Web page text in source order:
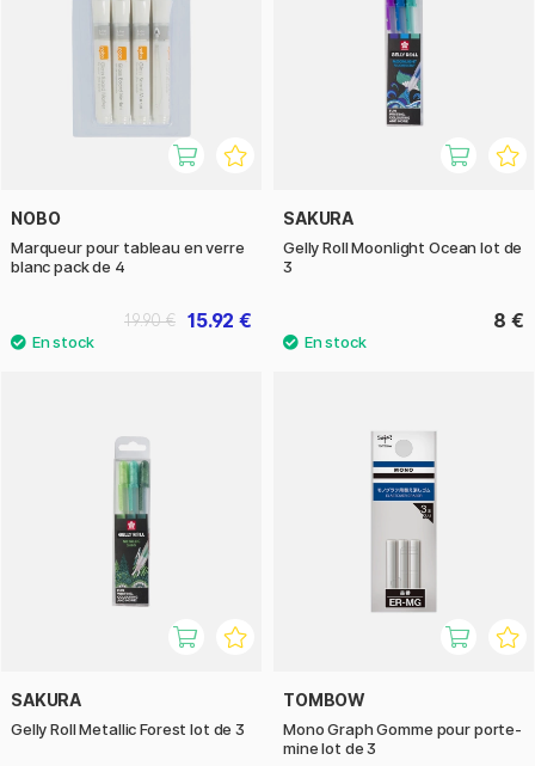
NOBO
Marqueur pour tableau en verre
blanc pack de 4
15.92 €
19.90 €
SAKURA
Gelly Roll Moonlight Ocean lot de
3
8 €
SAKURA
Gelly Roll Metallic Forest lot de 3
TOMBOW
Mono Graph Gomme pour porte-
mine lot de 3